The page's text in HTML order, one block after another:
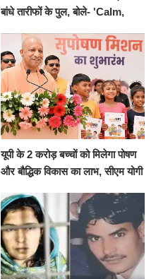
बांधे तारीफों के पुल, बोले- 'Calm,
यूपी के 2 करोड़ बच्चों को मिलेगा पोषण
और बौद्धिक विकास का लाभ, सीएम योगी